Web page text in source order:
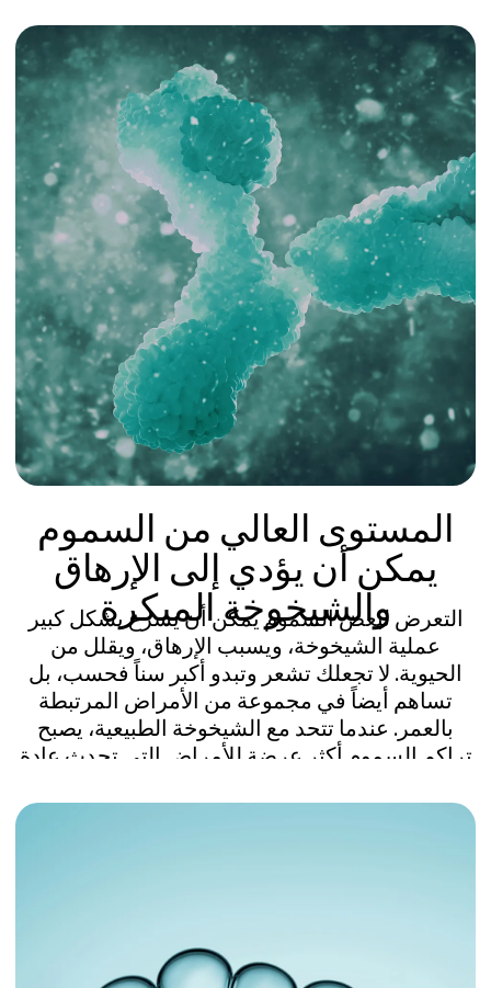
ما هو BIO-R® طول العمر:
مخطط إزالة السموم؟
فهم مستويات السموم في جسمك هو الخطوة الأولى
نحو تعزيز الحيوية. يوفر BIO-R® طول العمر: مخطط
إزالة السموم تقييمًا شاملاً ومعمقًا للسموم التي تؤثر
على صحتك وقدرة جسمك الكامنة على إزالتها. بعد
ذلك، يطور فريقنا الخبير خطة مخصصة وموجهة لإزالة
السموم، وتنشيط، وتعزيز الحيوية، مع التأكد من أنها
الفوائد الرئيسية لـ BIO-R®
طول العمر: مخطط إزالة
السموم
فهم عميق لمستويات السموم
في جسمك وحالتك الصحية
تقييم صحي شامل بزاوية 360 درجة، يشمل
اختبارات معمقة لـ 190 سمًا، ومسارات إزالة
مخطط مخصص حقًا لإزالة
ومقاومة التوتر